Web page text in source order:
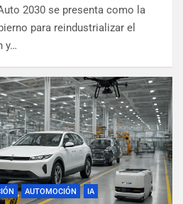
2030 se presenta como la
para reindustrializar el
y…
AUTOMOCIÓN
IA